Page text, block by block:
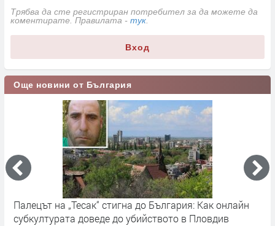
Трябва да сте регистриран потребител за да можете да
коментирате. Правилата - тук
Вход
Още новини от България
Палецът на „Тесак“ стигна до България: Как онлайн
субкултурата доведе до убийството в Пловдив